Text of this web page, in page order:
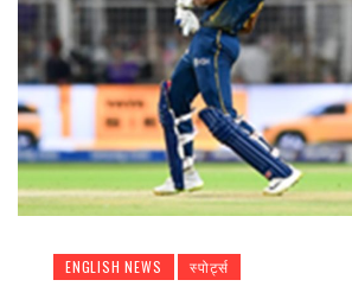
ENGLISH NEWS स्पोर्ट्स